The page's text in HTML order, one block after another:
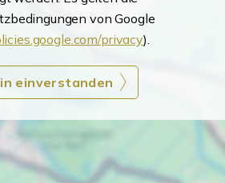
von Google
privacy).
einverstanden